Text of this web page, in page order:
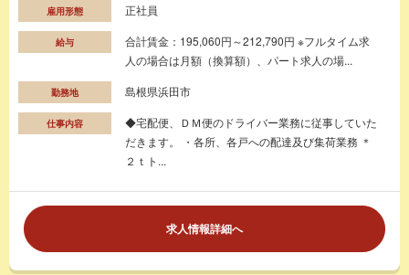
雇用形態 正社員
給与
合計賃金：195,060円～212,790円 ※フルタイム求
人の場合は月額（換算額）、パート求人の場...
勤務地 島根県浜田市
仕事内容
◆宅配便、ＤＭ便のドライバー業務に従事していた
だきます。 ・各所、各戸への配達及び集荷業務 ＊
２ｔト...
求人情報詳細へ